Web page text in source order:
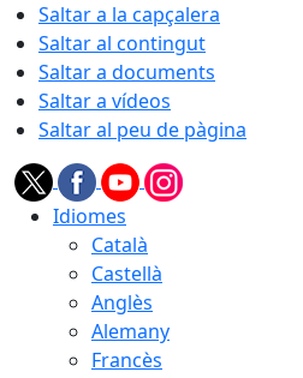
Saltar a la capçalera
Saltar al contingut
Saltar a documents
Saltar a vídeos
Saltar al peu de pàgina
Idiomes
Català
Castellà
Anglès
Alemany
Francès